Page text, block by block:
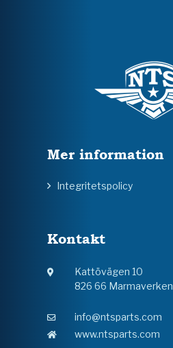
Mer information
Integritetspolicy
Kontakt
Kattövägen 10
826 66 Marmaverken
info@ntsparts.com
www.ntsparts.com